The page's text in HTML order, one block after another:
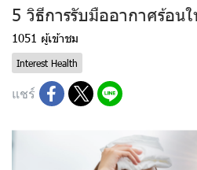
5 วิธีการรับมืออากาศร้อน
1051 ผู้เข้าชม
Interest Health
แชร์